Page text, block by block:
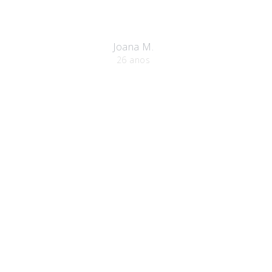
Joana M.
26 anos